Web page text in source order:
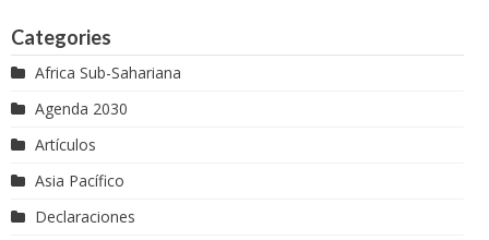
Categories
Africa Sub-Sahariana
Agenda 2030
Artículos
Asia Pacífico
Declaraciones